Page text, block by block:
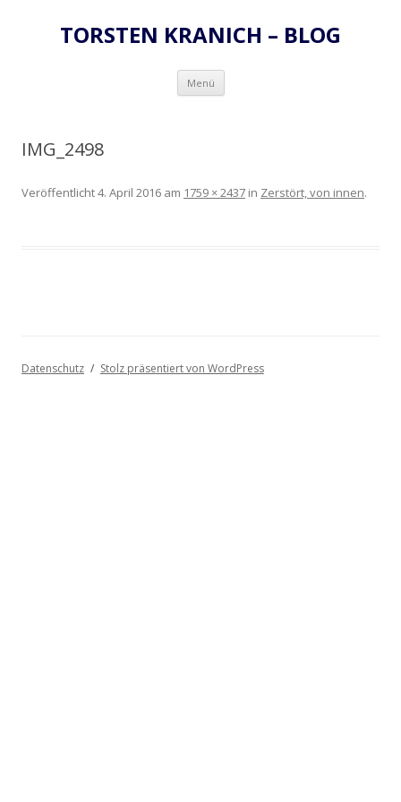
TORSTEN KRANICH – BLOG
Menü Zum
springen
IMG_2498
Veröffentlicht4. April 2016 am 1759 × 2437 in Zerstört, von innen.
Datenschutz Stolz präsentiert von WordPress